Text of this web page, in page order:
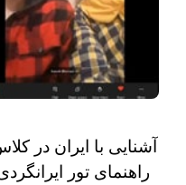
آشنایی با ایران در
راهنمای تور